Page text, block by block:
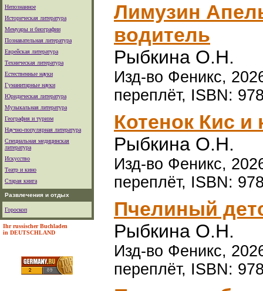
Непознанное
Историческая литература
Мемуары и биографии
Познавательная литература
Еврейская литература
Техническая литература
Естественные науки
Гуманитарные науки
Юридическая литература
Музыкальная литература
География и туризм
Научно-популярная литература
Специальная медицинская
литература
Искусство
Театр и кино
Старая книга
Развлечения и отдых
Гороскоп
Ihr russischer Buchladen
in DEUTSCHLAND
Лимузин
водитель
Рыбкина О.Н.
Изд-во Феникс,
переплёт, ISBN:
Котенок Кис и
Рыбкина О.Н.
Изд-во Феникс,
переплёт, ISBN:
Пчелиный
Рыбкина О.Н.
Изд-во Феникс,
переплёт, ISBN: